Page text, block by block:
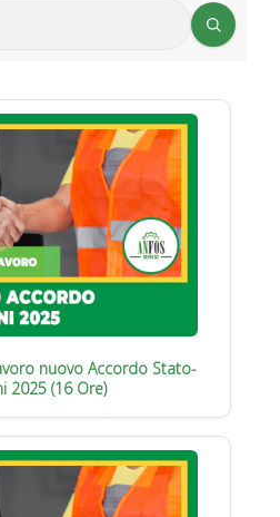
nuovo Accordo Stato-
2025 (16 Ore)